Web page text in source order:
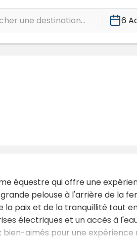
une destination... 6
équestre qui offre une
pelouse à l'arrière de la
la paix et de la tranquillité
électriques et un accès à
aimés pour une expérience